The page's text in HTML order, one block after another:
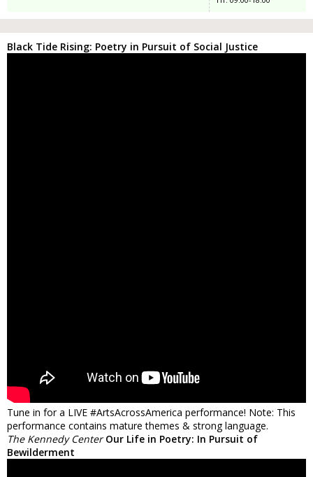
Black Tide Rising: Poetry in Pursuit of Social Justice
Tune in for a LIVE #ArtsAcrossAmerica performance! Note: This
performance contains mature themes & strong language.
The Kennedy Center Our Life in Poetry: In Pursuit of
Bewilderment